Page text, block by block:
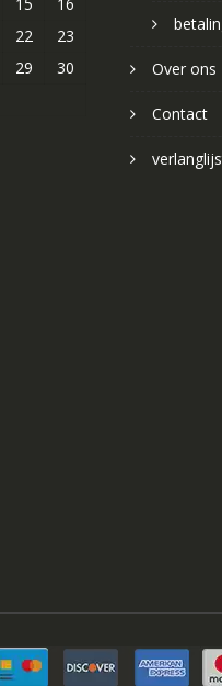
22
23
29
30
Over ons
Contact